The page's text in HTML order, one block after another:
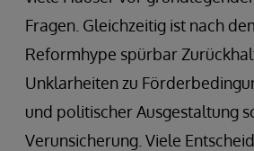
Fragen. Gleichzeitig ist nach
Reformhype spürbar
Unklarheiten zu
und politischer Ausgestaltung
Verunsicherung. Viele